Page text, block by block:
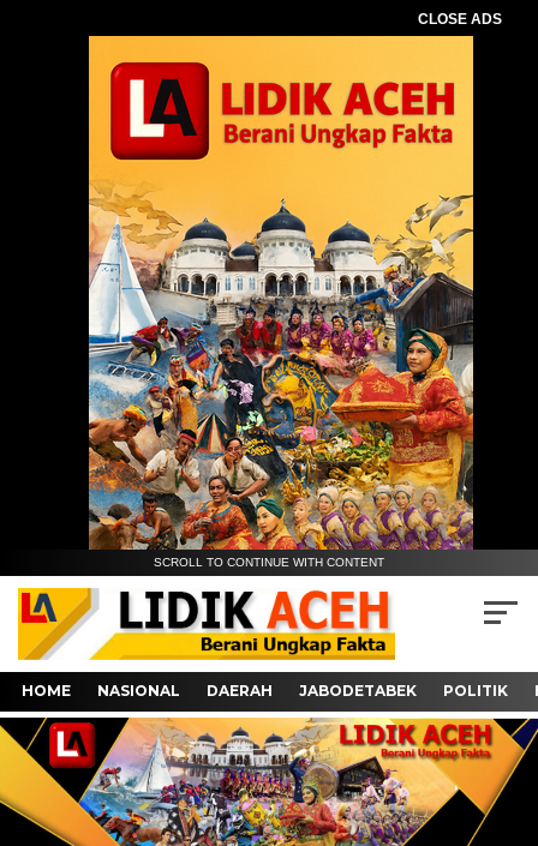
CLOSE ADS
SCROLL TO CONTINUE WITH CONTENT
HOME NASIONAL DAERAH JABODETABEK POLITIK